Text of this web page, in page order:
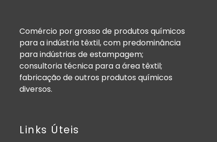
Comércio por grosso de produtos químicos
para a indústria têxtil, com predominância
para indústrias de estampagem;
consultoria técnica para a área têxtil;
fabricação de outros produtos químicos
diversos.
Links Úteis